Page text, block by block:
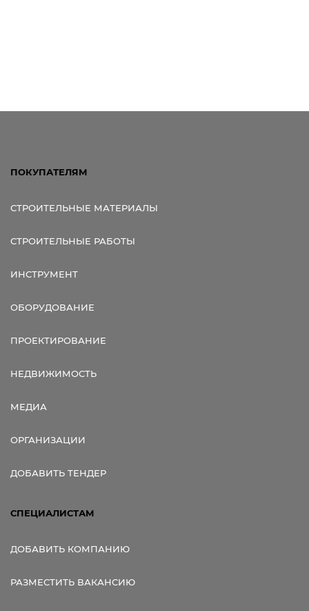
ПОКУПАТЕЛЯМ
СТРОИТЕЛЬНЫЕ МАТЕРИАЛЫ
СТРОИТЕЛЬНЫЕ РАБОТЫ
ИНСТРУМЕНТ
ОБОРУДОВАНИЕ
ПРОЕКТИРОВАНИЕ
НЕДВИЖИМОСТЬ
МЕДИА
ОРГАНИЗАЦИИ
ДОБАВИТЬ ТЕНДЕР
СПЕЦИАЛИСТАМ
ДОБАВИТЬ КОМПАНИЮ
РАЗМЕСТИТЬ ВАКАНСИЮ